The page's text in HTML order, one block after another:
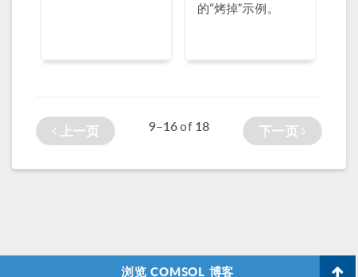
的“烤掉”示例。
上一页 9–16of 18 下一页
浏览 COMSOL 博客